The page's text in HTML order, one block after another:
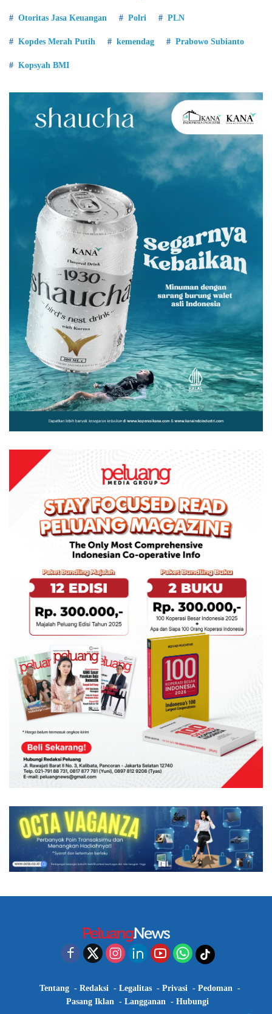
Otoritas Jasa Keuangan Polri PLN
Kopdes Merah Putih kemendag Prabowo Subianto
Kopsyah BMI
Tentang Redaksi Legalitas Privasi
Pedoman
Pasang Iklan
Langganan
Hubungi